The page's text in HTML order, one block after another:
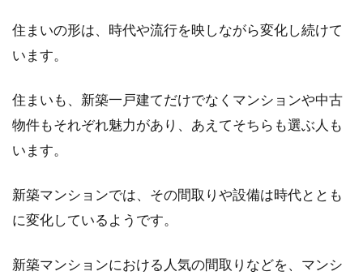
住まいの形は、時代や流行を映しながら変化し続けて
います。
住まいも、新築一戸建てだけでなくマンションや中古
物件もそれぞれ魅力があり、あえてそちらも選ぶ人も
います。
新築マンションでは、その間取りや設備は時代ととも
に変化しているようです。
新築マンションにおける人気の間取りなどを、マンシ